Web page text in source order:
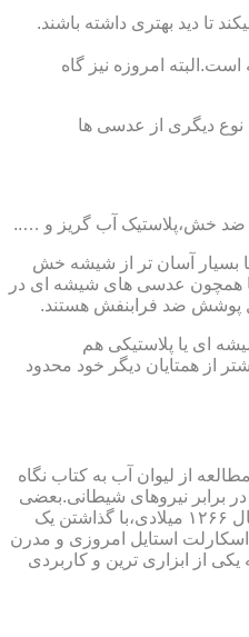
تا دید بهتری داشته باشند.
شد شیشه است.البته امروزه نیز گاه
دیگری از عدسی ها
بسیار آسان تر از شیشه خش
همچون عدسی های شیشه ای در
پوشش ضد فرابنفش هستند.
ای یا پلاستیکی هم
از همتایان دیگر خود محدود
از لیوان آب به کتاب نگاه
برابر نیروهای شیطانی.بعضی
دیگر عقیده دارند اولین عینک توسط سالوینو دارماتی اهل ایتالیا در سال ۱۲۸۴ میلادی ساخته شده،برخی دیگر اختراع عینک را به مردی به نام روچربیکنبا نسبت میدهند که در سال ۱۲۶۶ میلادی،با گذاشتن یک
میلادی یک عینک ساز انگلیسی ؛به نام ادوارد اسکارلت استایل امروزی و مدرن
از ابزاری ترین و کاربردی